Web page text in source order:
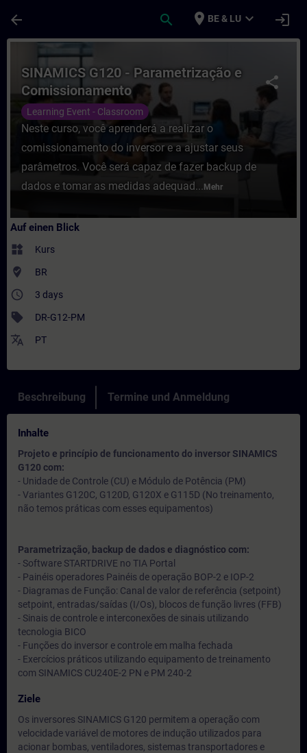
arrow_back search place BE & LU expand_more login
Kurs - SINAMICS G120 -
share
SINAMICS G120 - Parametrização e
Comissionamento
Learning Event - Classroom
Neste curso, você aprenderá a realizar o
comissionamento do inversor e a ajustar seus
parâmetros. Você será capaz de fazer backup de
dados e tomar as medidas adequad... Mehr
Auf einen Blick
widgets Kurs
where_to_vote BR
access_time 3 days
sell DR-G12-PM
translate PT
Beschreibung Termine und Anmeldung
Inhalte
Projeto e princípio de funcionamento do inversor SINAMICS
G120 com:
- Unidade de Controle (CU) e Módulo de Potência (PM)
- Variantes G120C, G120D, G120X e G115D (No treinamento,
não temos práticas com esses equipamentos)
Parametrização, backup de dados e diagnóstico com:
- Software STARTDRIVE no TIA Portal
- Painéis operadores Painéis de operação BOP-2 e IOP-2
- Diagramas de Função: Canal de valor de referência (setpoint)
setpoint, entradas/saídas (I/Os), blocos de função livres (FFB)
- Sinais de controle e interconexões de sinais utilizando
tecnologia BICO
- Funções do inversor e controle em malha fechada
- Exercícios práticos utilizando equipamento de treinamento
com SINAMICS CU240E-2 PN e PM 240-2
Ziele
Os inversores SINAMICS G120 permitem a operação com
velocidade variável de motores de indução utilizados para
acionar bombas, ventiladores, sistemas transportadores e